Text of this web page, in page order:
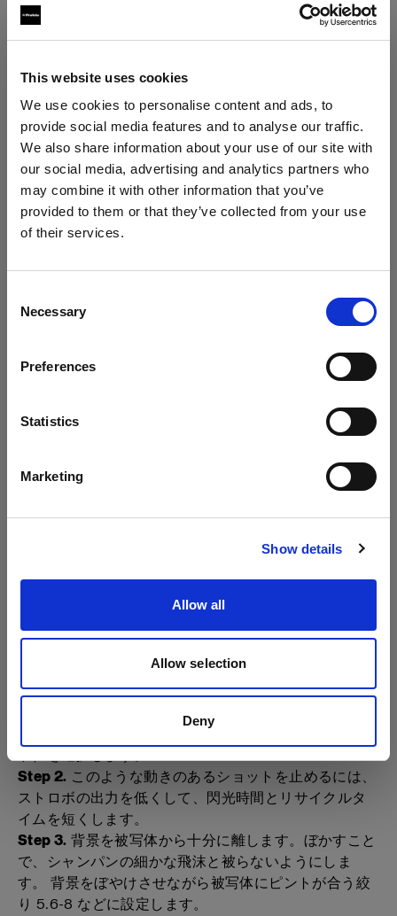
This website uses cookies
We use cookies to personalise content and ads, to
provide social media features and to analyse our traffic.
We also share information about your use of our site with
our social media, advertising and analytics partners who
may combine it with other information that you’ve
provided to them or that they’ve collected from your use
of their services.
Selection
Necessary
Preferences
Statistics
Marketing
Show details
Allow all
Allow selection
Deny
地域を変更しますか？
Latvia
サイトにアクセス
シャンパンの飛沫を止めて
サイドライトとして
Step 2. このような動きのあるショットを止めるには、
ストロボの出力を低くして、閃光時間とリサイクルタ
イムを短くします。
Step 3. 背景を被写体から十分に離します。ぼかすこと
で、シャンパンの細かな飛沫と被らないようにしま
す。 背景をぼやけさせながら被写体にピントが合う絞
り 5.6-8 などに設定します。